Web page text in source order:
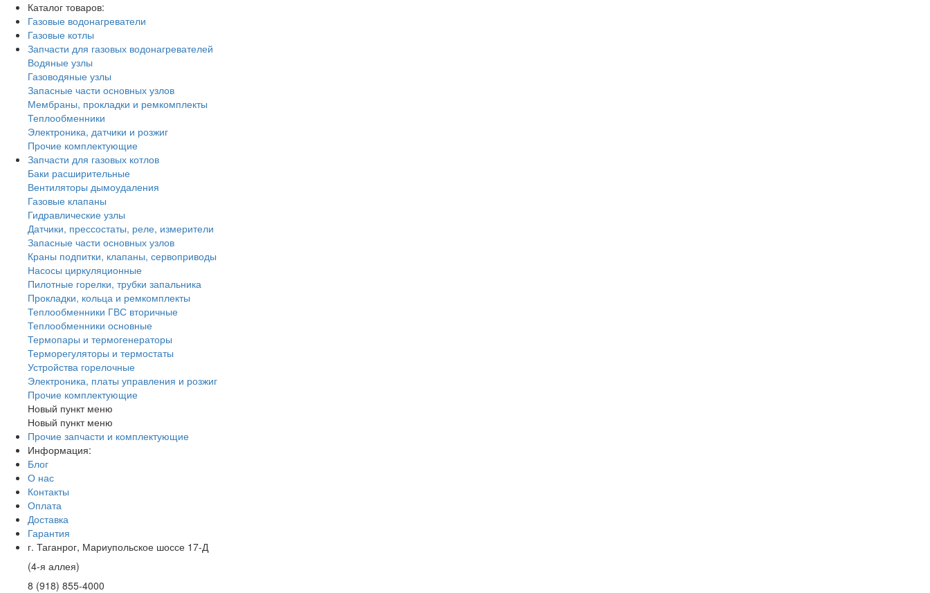
Каталог товаров:
Газовые водонагреватели
Газовые котлы
Запчасти для газовых водонагревателей
Водяные узлы
Газоводяные узлы
Запасные части основных узлов
Мембраны, прокладки и ремкомплекты
Теплообменники
Электроника, датчики и розжиг
Прочие комплектующие
Запчасти для газовых котлов
Баки расширительные
Вентиляторы дымоудаления
Газовые клапаны
Гидравлические узлы
Датчики, прессостаты, реле, измерители
Запасные части основных узлов
Краны подпитки, клапаны, сервоприводы
Насосы циркуляционные
Пилотные горелки, трубки запальника
Прокладки, кольца и ремкомплекты
Теплообменники ГВС вторичные
Теплообменники основные
Термопары и термогенераторы
Терморегуляторы и термостаты
Устройства горелочные
Электроника, платы управления и розжиг
Прочие комплектующие
Новый пункт меню
Новый пункт меню
Прочие запчасти и комплектующие
Информация:
Блог
О нас
Контакты
Оплата
Доставка
Гарантия
г. Таганрог, Мариупольское шоссе 17-Д
(4-я аллея)
8 (918) 855-4000